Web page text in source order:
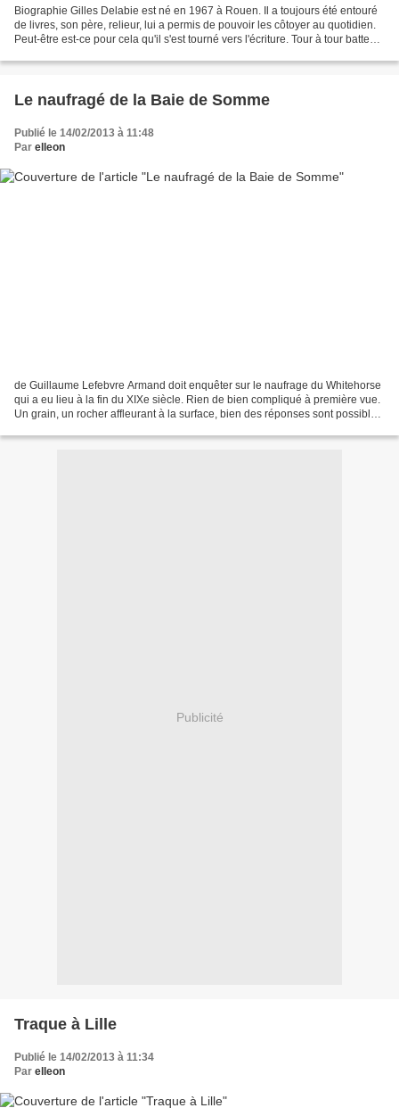
Biographie Gilles Delabie est né en 1967 à Rouen. Il a toujours été entouré
de livres, son père, relieur, lui a permis de pouvoir les côtoyer au quotidien.
Peut-être est-ce pour cela qu'il s'est tourné vers l'écriture. Tour à tour batteur
Le naufragé de la Baie de Somme
Publié le 14/02/2013 à 11:48
Par elleon
de Guillaume Lefebvre Armand doit enquêter sur le naufrage du Whitehorse
qui a eu lieu à la fin du XIXe siècle. Rien de bien compliqué à première vue.
Un grain, un rocher affleurant à la surface, bien des réponses sont possibles.
Publicité
Traque à Lille
Publié le 14/02/2013 à 11:34
Par elleon